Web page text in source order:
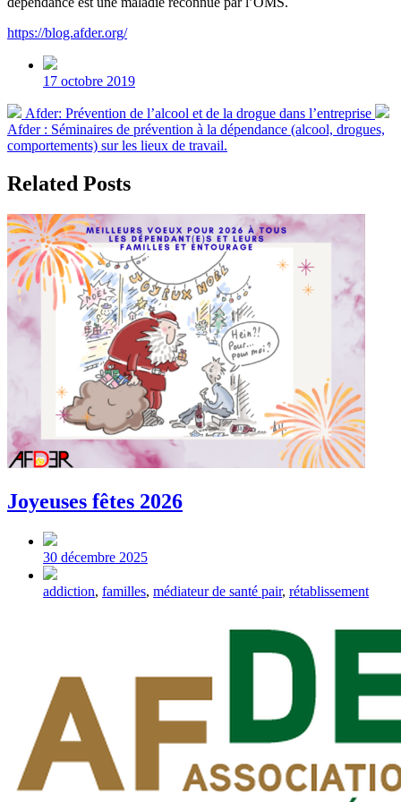
https://blog.afder.org/
Post
date
17 octobre 2019
Previous
post:
Afder: Prévention de l’alcool et de la drogue dans l’entreprise
Afder : Séminaires de prévention à la dépendance (alcool, drogues,
comportements) sur les lieux de travail.
Related Posts
Joyeuses fêtes 2026
Post
date
30 décembre 2025
Tagged
addiction, familles, médiateur de santé pair, rétablissement